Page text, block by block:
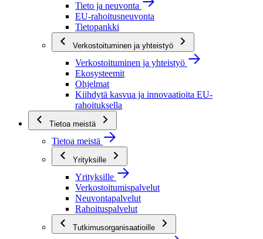
Tieto ja neuvonta
EU-rahoitusneuvonta
Tietopankki
Verkostoituminen ja yhteistyö
Verkostoituminen ja yhteistyö
Ekosysteemit
Ohjelmat
Kiihdytä kasvua ja innovaatioita EU-
rahoituksella
Tietoa meistä
Tietoa meistä
Yrityksille
Yrityksille
Verkostoitumispalvelut
Neuvontapalvelut
Rahoituspalvelut
Tutkimusorganisaatioille